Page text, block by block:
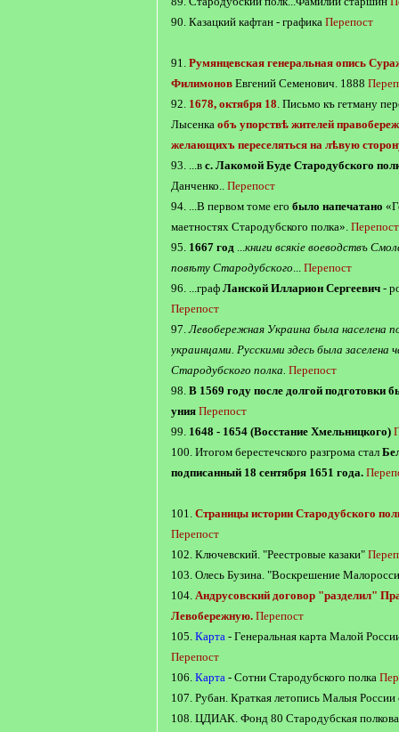
90. Казацкий кафтан - графика Перепост
91. Румянцевская генеральная опись
Филимонов Евгений Семенович. 1888
92. 1678, октября 18. Письмо къ гетману
Лысенка объ упорствѣ жителей
желающихъ переселяться на лѣвую
93. ...в с. Лакомой Буде Стародубского
Данченко.. Перепост
94. ...В первом томе его было напечатано
маетностях Стародубского полка». Перепост
95. 1667 год ...книги всякіе воеводствъ
повѣту Стародубского... Перепост
96. ...граф Ланской Илларион Сергеевич -
Перепост
97.Левобережная Украина была населена
украинцами. Русскими здесь была заселена
Стародубского полка. Перепост
98. В 1569 году после долгой подготовки
уния Перепост
99. 1648 - 1654 (Восстание Хмельницкого)
100. Итогом берестечского разгрома стал
подписанный 18 сентября 1651 года.
101. Страницы истории Стародубского
Перепост
102. Ключевский. "Реестровые казаки"
103. Олесь Бузина. "Воскрешение
104. Андрусовский договор "разделил"
Левобережную. Перепост
105. Карта - Генеральная карта Малой
Перепост
106. Карта - Сотни Стародубского полка
107. Рубан. Краткая летопись Малыя
108. ЦДИАК. Фонд 80 Стародубская